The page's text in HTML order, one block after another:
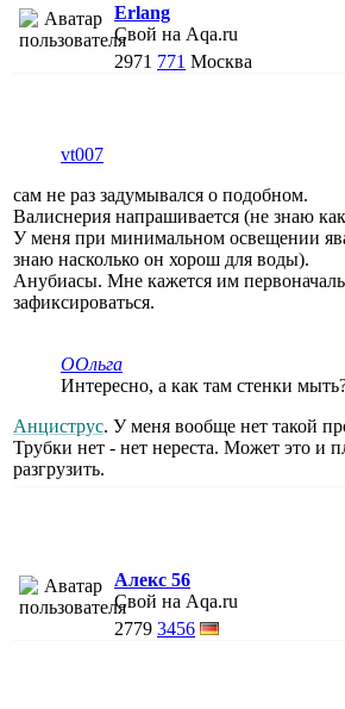
Erlang
Свой на Aqa.ru
2971 771 Москва
vt007
сам не раз задумывался о подобном.
Валиснерия напрашивается (не знаю
У меня при минимальном освещении
знаю насколько он хорош для воды).
Анубиасы. Мне кажется им
зафиксироваться.
ООльга
Интересно, а как там стенки
Анциструс. У меня вообще нет такой
Трубки нет - нет нереста. Может это и
разгрузить.
Алекс 56
Свой на Aqa.ru
2779 3456